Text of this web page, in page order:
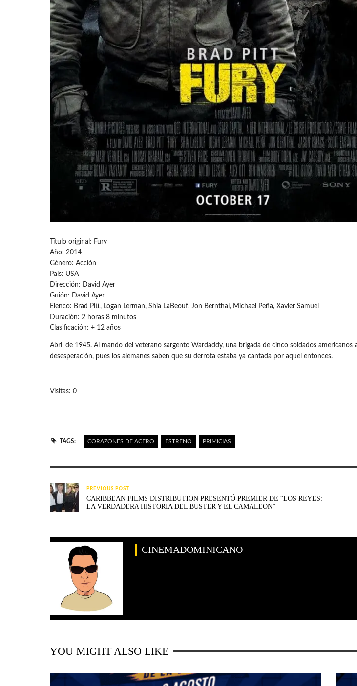
Título original: Fury
Año: 2014
Género: Acción
País: USA
Dirección: David Ayer
Guión: David Ayer
Elenco: Brad Pitt, Logan Lerman, Shia LaBeouf, Jon Bernthal, Michael Peña, Xavier Samuel
Duración: 2 horas 8 minutos
Clasificación: + 12 años
Abril de 1945. Al mando del veterano sargento Wardaddy, una brigada de cinco soldados
desesperación, pues los alemanes saben que su derrota estaba ya cantada por aquel entonces.
Visitas: 0
TAGS: CORAZONES DE ACERO ESTRENO PRIMICIAS
PREVIOUS POST
CARIBBEAN FILMS DISTRIBUTION PRESENTÓ PREMIER DE “LOS REYES:
LA VERDADERA HISTORIA DEL BUSTER Y EL CAMALEÓN”
CINEMADOMINICANO
YOU MIGHT ALSO LIKE